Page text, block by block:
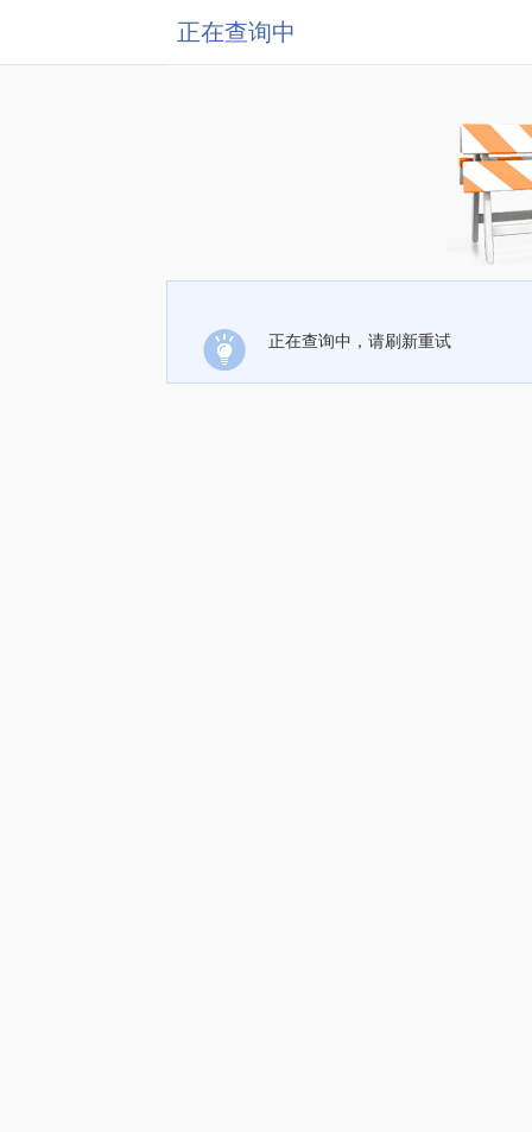
正在查询中
正在查询中，请刷新重试